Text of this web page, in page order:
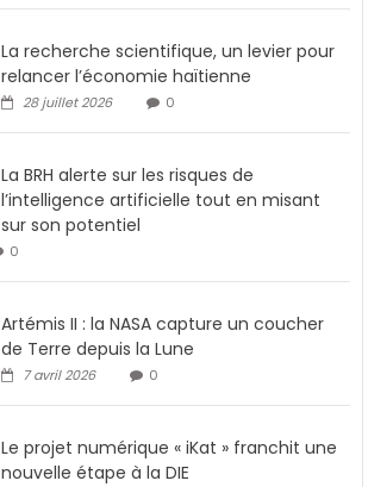
La recherche scientifique, un levier pour
relancer l’économie haïtienne
28 juillet 2026 0
La BRH alerte sur les risques de
l’intelligence artificielle tout en misant
sur son potentiel
0
Artémis II : la NASA capture un coucher
de Terre depuis la Lune
7 avril 2026 0
Le projet numérique « iKat » franchit une
nouvelle étape à la DIE